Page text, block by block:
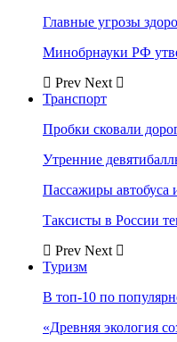
Главные угрозы
Минобрнауки РФ
Prev Next
Транспорт
Пробки сковали
Утренние
Пассажиры автобуса
Таксисты в России
Prev Next
Туризм
В топ-10 по
«Древняя экология